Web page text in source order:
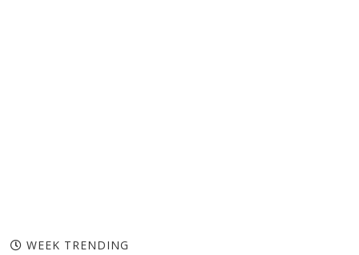
WEEK TRENDING